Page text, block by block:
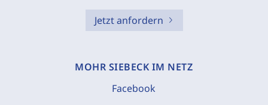
Jetzt anfordern
MOHR SIEBECK IM NETZ
Facebook